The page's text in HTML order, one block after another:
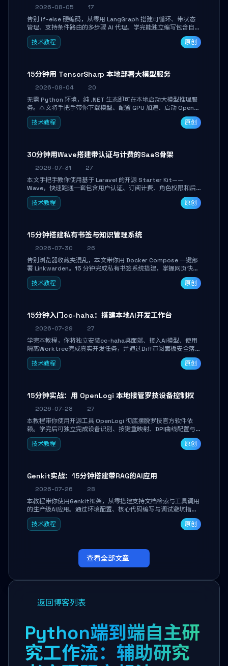
2026-08-05
17
告别 if-else 硬编码，从零用 LangGraph 搭建可循环、带状态
管理、支持条件路由的多步骤 AI 代理。学完能独立编写包含自动
决策、工具调用和持久化状态的复杂工作流，并避开递归溢出、
状态丢失等常见坑点。
技术教程 原创
15分钟用 TensorSharp 本地部署大模型服务
2026-08-04
20
无需 Python 环境，纯 .NET 生态即可在本地启动大模型推理服
务。本文将手把手带你下载模型、配置 GPU 加速、启动 OpenAI
兼容 API，并在 C# 业务代码中无缝调用。数据不出网，零门槛
搞定本地 LLM 部署。
技术教程 原创
30分钟用Wave搭建带认证与计费的SaaS骨架
2026-07-31
27
本文手把手教你使用基于 Laravel 的开源 Starter Kit——
Wave，快速跑通一套包含用户认证、订阅计费、角色权限和后
台管理的完整 SaaS 骨架。附带 Stripe 测试支付对接与自定义
业务页面开发实战，助你省去重复基建时间，将精力聚焦于核心
技术教程 原创
15分钟搭建私有书签与知识管理系统
2026-07-30
26
告别浏览器收藏夹混乱，本文带你用 Docker Compose 一键部
署 Linkwarden。15 分钟完成私有书签系统搭建，掌握网页快照
归档、高亮批注、分类管理与全文搜索。适合开发者与知识工作
者打造个人知识库，资料统一归档，随时检索。
技术教程 原创
15分钟入门cc-haha：搭建本地AI开发工作台
2026-07-29
27
学完本教程，你将独立安装cc-haha桌面端、接入AI模型、使用
隔离Worktree完成真实开发任务，并通过Diff审阅面板安全落地
AI代码改写。告别终端黑盒操作，让AI在沙箱环境中工作，你只
做审阅和决策。
技术教程 原创
15分钟实战：用 OpenLogi 本地接管罗技设备控制权
2026-07-28
27
本教程带你使用开源工具 OpenLogi 彻底摆脱罗技官方软件依
赖。学完后可独立完成设备识别、按键重映射、DPI曲线配置与
SmartShift调节，实现完全离线控制，保护隐私并释放硬件性
能。
技术教程 原创
Genkit实战：15分钟搭建带RAG的AI应用
2026-07-26
28
本教程带你使用Genkit框架，从零搭建支持文档检索与工具调用
的生产级AI应用。通过环境配置、核心代码编写与调试避坑指
南，学完即可掌握多模型切换、RAG管道构建及函数调用注册，
独立开发高效AI智能体。
技术教程 原创
查看全部文章
返回博客列表
Python端到端自主研
究工作流：辅助研究